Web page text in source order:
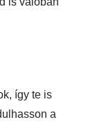
így te is
a